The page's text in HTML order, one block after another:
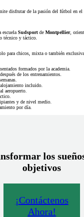
disfrutar de la pasión del fútbol en el
escuela Sudsport de Montpellier,
técnico y táctico.
para chicos, mixta o también exclusiva
formados por la academia.
de los entrenamientos.
incluido.
aeropuerto.
y de nivel medio.
por día.
los
objetivos
¡Contáctenos
Ahora!